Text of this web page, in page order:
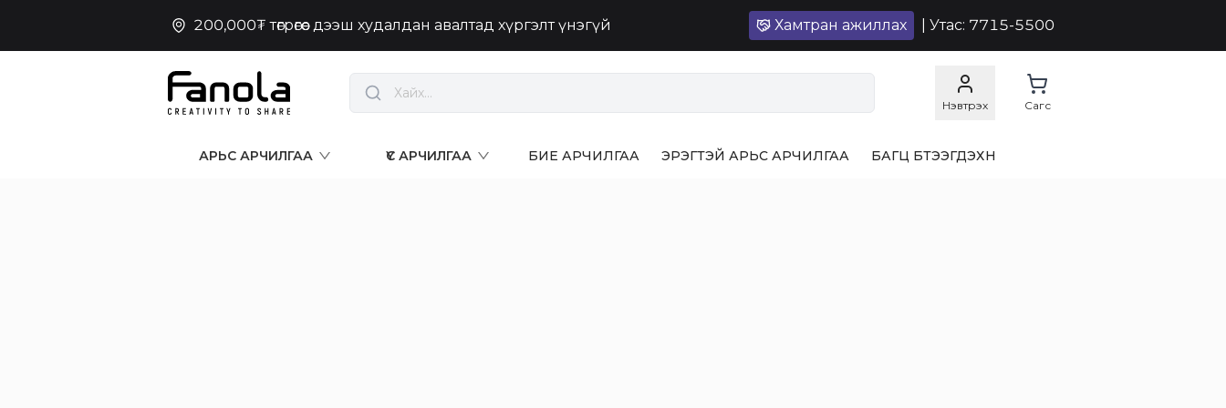
200,000₮ төгрөгөөс дээш худалдан авалтад хүргэлт үнэгүй Хамтран ажиллах | Утас: 7715-5500
Нэвтрэх Сагс
АРЬС АРЧИЛГАА ҮС АРЧИЛГАА БИЕ АРЧИЛГАА ЭРЭГТЭЙ АРЬС АРЧИЛГАА БАГЦ БҮТЭЭГДЭХҮҮН